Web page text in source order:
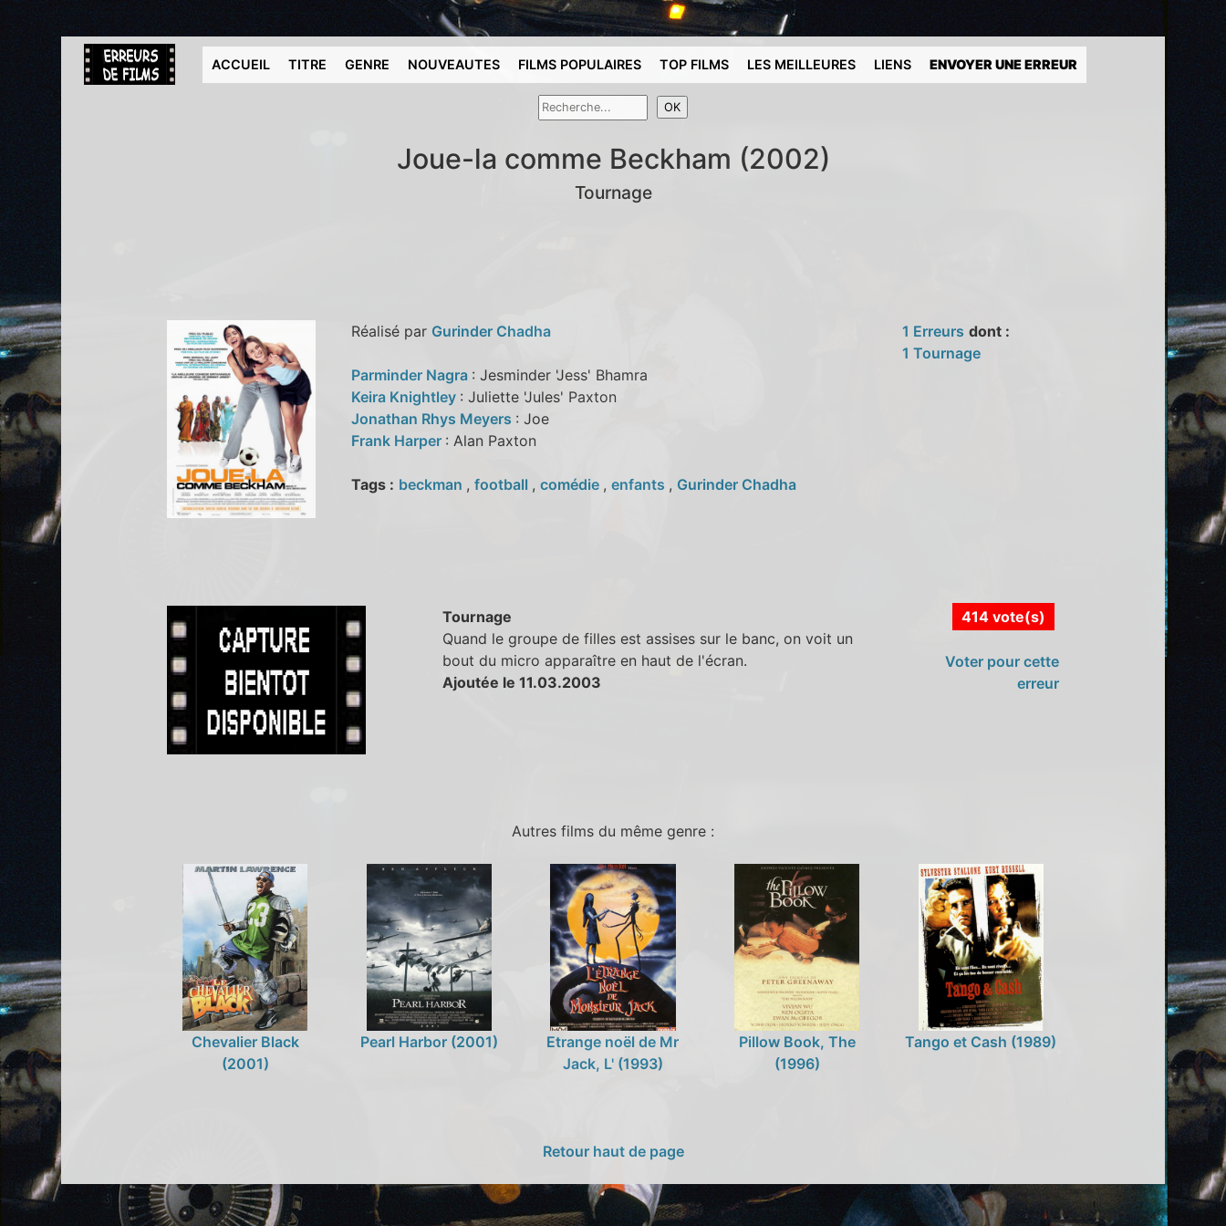
ACCUEIL TITRE GENRE NOUVEAUTES FILMS POPULAIRES TOP FILMS LES MEILLEURES LIENS ENVOYER UNE ERREUR
Joue-la comme Beckham (2002)
Tournage
Réalisé par Gurinder Chadha
Parminder Nagra : Jesminder 'Jess' Bhamra
Keira Knightley : Juliette 'Jules' Paxton
Jonathan Rhys Meyers : Joe
Frank Harper : Alan Paxton
Tags : beckman , football , comédie , enfants , Gurinder Chadha
1 Erreurs dont :
1 Tournage
Tournage
Quand le groupe de filles est assises sur le banc, on voit un
bout du micro apparaître en haut de l'écran.
Ajoutée le 11.03.2003
414 vote(s)
Voter pour cette
erreur
Autres films du même genre :
Chevalier Black
(2001)
Pearl Harbor (2001)
Etrange noël de Mr
Jack, L' (1993)
Pillow Book, The
(1996)
Tango et Cash (1989)
Retour haut de page